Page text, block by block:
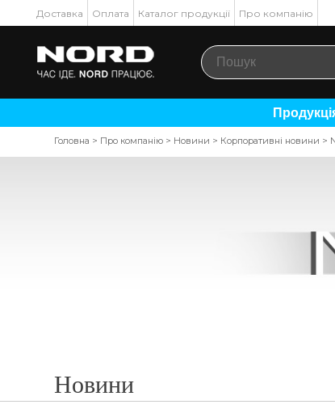
Доставка Оплата Каталог продукції Про компанію
Головна > Про компанію > Новини > Корпоративні новини >
Новини